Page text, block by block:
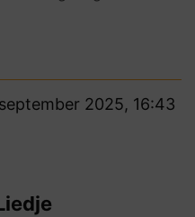
2025, 16:43